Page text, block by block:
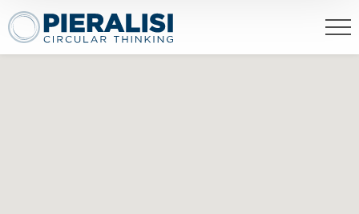
Pieralisi Maip Spa